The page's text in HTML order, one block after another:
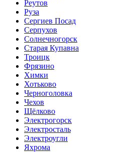
Реутов
Руза
Сергиев Посад
Серпухов
Солнечногорск
Старая Купавна
Троицк
Фрязино
Химки
Хотьково
Черноголовка
Чехов
Щёлково
Электрогорск
Электросталь
Электроугли
Яхрома